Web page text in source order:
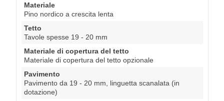
Materiale
Pino nordico a crescita lenta
Tetto
Tavole spesse 19 - 20 mm
Materiale di copertura del tetto
Materiale di copertura del tetto opzionale
Pavimento
Pavimento da 19 - 20 mm, linguetta scanalata (in
dotazione)